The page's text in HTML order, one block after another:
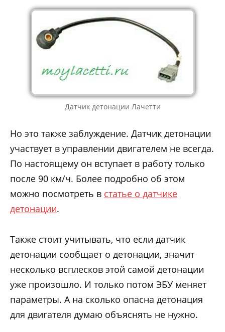
Датчик детонации Лачетти
Но это также заблуждение. Датчик детонации
участвует в управлении двигателем не всегда.
По настоящему он вступает в работу только
после 90 км/ч. Более подробно об этом
можно посмотреть в статье о датчике
детонации.
Также стоит учитывать, что если датчик
детонации сообщает о детонации, значит
несколько всплесков этой самой детонации
уже произошло. И только потом ЭБУ меняет
параметры. А на сколько опасна детонация
для двигателя думаю объяснять не нужно.